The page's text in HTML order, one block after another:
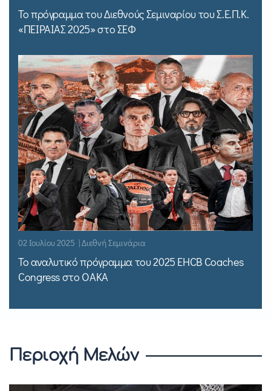
Το πρόγραμμα του Διεθνούς Σεμιναρίου του Σ.Ε.Π.Κ.
«ΠΕΙΡΑΙΑΣ 2025» στο ΣΕΦ
02 Ιουλίου 2025 | Διεθνή Σεμινάρια
Το αναλυτικό πρόγραμμα του 2025 EHCB Coaches
Congress στο ΟΑΚΑ
Περιοχή Μελών